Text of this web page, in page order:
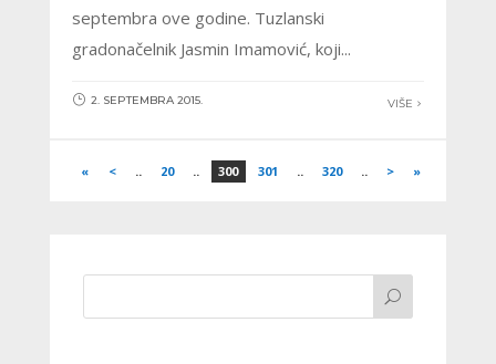
septembra ove godine. Tuzlanski
gradonačelnik Jasmin Imamović, koji...
VIŠE
2. SEPTEMBRA 2015.
« < .. 20 .. 300 301 .. 320 .. > »